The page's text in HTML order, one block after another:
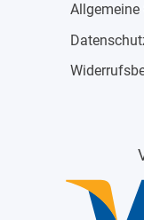
Allgemeine